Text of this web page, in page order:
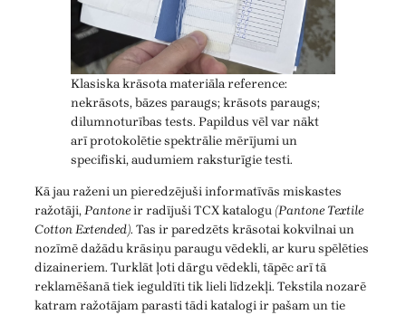
Klasiska krāsota materiāla reference:
nekrāsots, bāzes paraugs; krāsots paraugs;
dilumnoturības tests. Papildus vēl var nākt
arī protokolētie spektrālie mērījumi un
specifiski, audumiem raksturīgie testi.
Kā jau raženi un pieredzējuši informatīvās miskastes
ražotāji,Pantoneir radījuši TCX katalogu (Pantone Textile
Cotton Extended). Tas ir paredzēts krāsotai kokvilnai un
nozīmē dažādu krāsiņu paraugu vēdekli, ar kuru spēlēties
dizaineriem. Turklāt ļoti dārgu vēdekli, tāpēc arī tā
reklamēšanā tiek ieguldīti tik lieli līdzekļi. Tekstila nozarē
katram ražotājam parasti tādi katalogi ir pašam un tie